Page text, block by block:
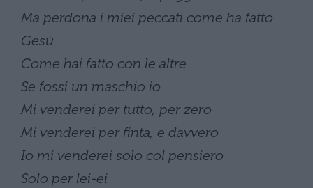
Ma perdona i miei peccati come ha fatto
Gesù
Come hai fatto con le altre
Se fossi un maschio io
Mi venderei per tutto, per zero
Mi venderei per finta, e davvero
Io mi venderei solo col pensiero
Solo per lei-ei